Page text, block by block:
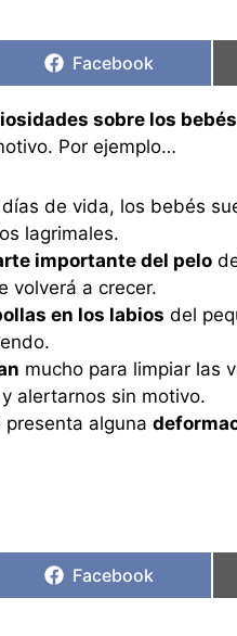
en
Facebook
sobre los bebés
Por ejemplo…
de vida, los bebés
lagrimales.
importante del pelo
volverá a crecer.
en los labios del
mucho para limpiar las
alertarnos sin motivo.
alguna
en
Facebook